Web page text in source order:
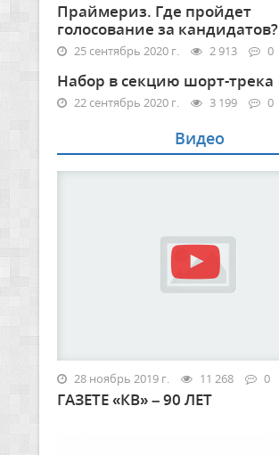
Праймериз. Где пройдет
голосование за кандидатов?
25 сентябрь 2020 г. 2 913 0
Набор в секцию шорт-трека
22 сентябрь 2020 г. 3 199 0
Видео
28 ноябрь 2019 г. 11 268 0
ГАЗЕТЕ «КВ» – 90 ЛЕТ